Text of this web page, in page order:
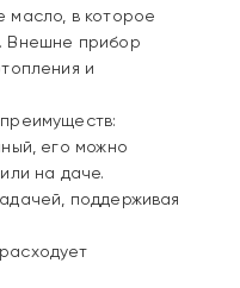
масло, в которое
Внешне прибор
и
его можно
на даче.
поддерживая